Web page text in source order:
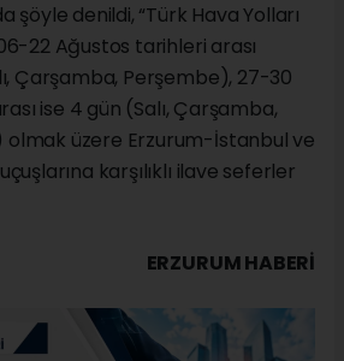
şöyle denildi, “Türk Hava Yolları
22 Ağustos tarihleri arası
Çarşamba, Perşembe), 27-30
ise 4 gün (Salı, Çarşamba,
olmak üzere Erzurum-İstanbul ve
karşılıklı ilave seferler
ERZURUM HABERİ